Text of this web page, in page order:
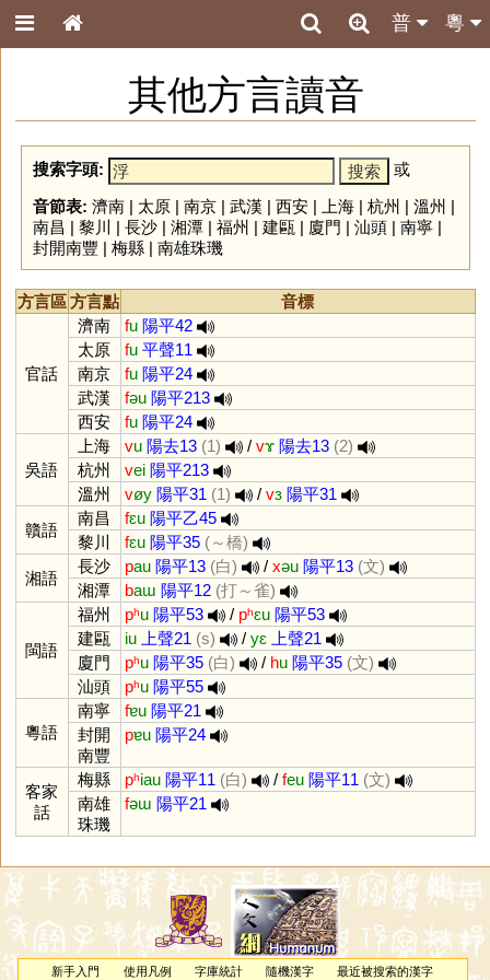
粵
普
其他方言讀音
搜索字頭:
或
音節表: 濟南| 太原| 南京| 武漢 | 西安| 上海| 杭州 | 溫州 |
南昌 | 黎川 | 長沙| 湘潭| 福州 | 建甌 | 廈門 | 汕頭| 南寧|
封開南豐 | 梅縣| 南雄珠璣
方言區方言點 音標
官話
濟南 fu 陽平42
太原
fu 平聲11
南京
fu 陽平24
武漢
fəu 陽平213
西安
fu 陽平24
吳語
上海 vu 陽去13 (1) / vɤ 陽去13 (2)
杭州
vei 陽平213
溫州
vøy 陽平31 (1) / vɜ 陽平31
贛語
南昌 fɛu 陽平乙45
黎川
fɛu 陽平35 (～橋)
湘語
長沙 pau 陽平13 (白) / xəu 陽平13 (文)
湘潭
baɯ 陽平12 (打～雀)
閩語
福州 pʰu 陽平53 / pʰɛu 陽平53
建甌
iu 上聲21 (s) / yɛ
上聲21
廈門
pʰu 陽平35 (白) / hu 陽平35 (文)
汕頭
pʰu 陽平55
粵語
南寧 fɐu 陽平21
封開
南豐
pɐu 陽平24
客家
話
梅縣 pʰiau 陽平11 (白) / feu 陽平11 (文)
南雄
珠璣
fəɯ 陽平21
新手入門 使用凡例 字庫統計 隨機漢字 最近被搜索的漢字